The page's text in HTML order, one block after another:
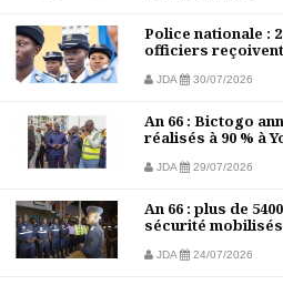
Police nationale :
officiers
JDA 30/07/2026
An 66 : Bictogo
réalisés à 90 % à
JDA 29/07/2026
An 66 : plus de
sécurité mobilisés
JDA 24/07/2026